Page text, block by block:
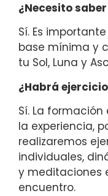
¿Necesito
Sí. Es
base mínima y
tu Sol, Luna y
¿Habrá
Sí. La
la experiencia,
realizaremos
individuales,
y meditaciones
encuentro.